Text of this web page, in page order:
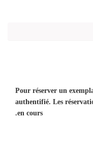
Pour réserver un
authentifié. Les
en cours.